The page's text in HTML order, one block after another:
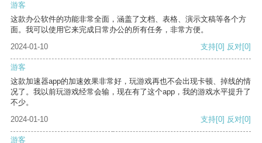
游客
这款办公软件的功能非常全面，涵盖了文档、表格、演示文稿等各个方
面。我可以使用它来完成日常办公的所有任务，非常方便。
2024-01-10
支持[0] 反对[0]
游客
这款加速器app的加速效果非常好，玩游戏再也不会出现卡顿、掉线的情
况了。我以前玩游戏经常会输，现在有了这个app，我的游戏水平提升了
不少。
2024-01-10
支持[0] 反对[0]
游客